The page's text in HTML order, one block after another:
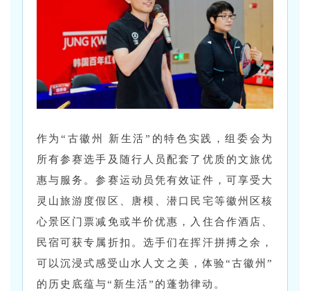
作为“古徽州 新生活”的特色实践，组委会为
所有参赛选手及随行人员配套了优质的文旅优
惠与服务。参赛运动员凭有效证件，可享受大
灵山旅游度假区、唐模、潜口民宅等徽州区核
心景区门票减免或半价优惠，入住合作酒店、
民宿可获专属折扣。选手们在挥汗拼搏之余，
可以沉浸式感受山水人文之美，体验“古徽州”
的历史底蕴与“新生活”的蓬勃律动。